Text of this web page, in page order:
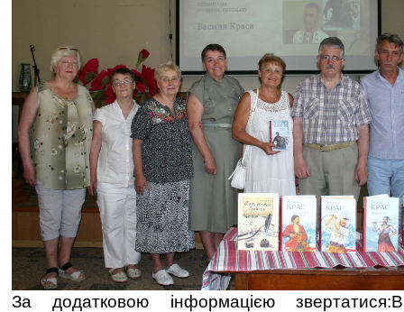
За додатковою інформацією